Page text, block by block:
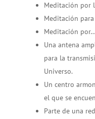
Meditación por
Meditación
Meditación
Una antena
para la
Universo.
Un centro
el que se
Parte de una